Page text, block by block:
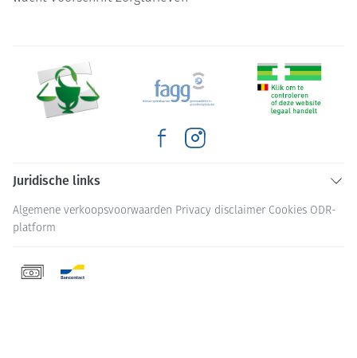
Juridische links
Algemene verkoopsvoorwaarden Privacy disclaimer Cookies ODR-
platform